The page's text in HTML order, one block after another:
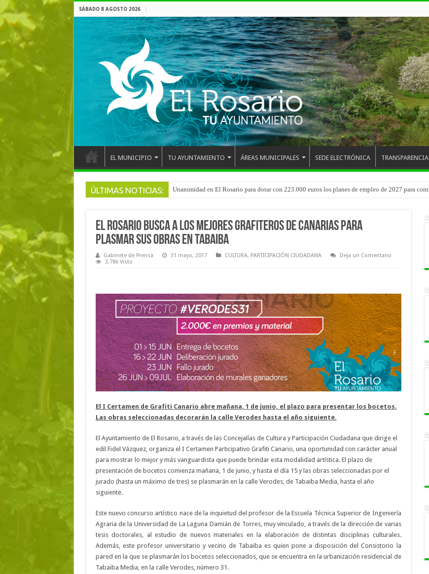
SÁBADO 8 AGOSTO 2026
EL MUNICIPIO TU AYUNTAMIENTO ÁREAS MUNICIPALES SEDE ELECTRÓNICA TRANSPARENCIA
ÚLTIMAS NOTICIAS: Arranca la reforma del CEIP San Isidro con las demoliciones para la instalación del ascensor
El Rosario busca a los mejores grafiteros de Canarias para
plasmar sus obras en Tabaiba
Gabinete de Prensa 31 mayo, 2017 CULTURA, PARTICIPACIÓN CIUDADANA
Deja un Comentario
3,786 Visto
El I Certamen de Grafiti Canario abre mañana, 1 de junio, el plazo para presentar los bocetos.
Las obras seleccionadas decorarán la calle Verodes hasta el año siguiente.
El Ayuntamiento de El Rosario, a través de las Concejalías de Cultura y Participación Ciudadana que dirige el
edil Fidel Vázquez, organiza el I Certamen Participativo Grafiti Canario, una oportunidad con carácter anual
para mostrar lo mejor y más vanguardista que puede brindar esta modalidad artística. El plazo de
presentación de bocetos comienza mañana, 1 de junio, y hasta el día 15 y las obras seleccionadas por el
jurado (hasta un máximo de tres) se plasmarán en la calle Verodes, de Tabaiba Media, hasta el año
siguiente.
Este nuevo concurso artístico nace de la inquietud del profesor de la Escuela Técnica Superior de Ingeniería
Agraria de la Universidad de La Laguna Damián de Torres, muy vinculado, a través de la dirección de varias
tesis doctorales, al estudio de nuevos materiales en la elaboración de distintas disciplinas culturales.
Además, este profesor universitario y vecino de Tabaiba es quien pone a disposición del Consistorio la
pared en la que se plasmarán los bocetos seleccionados, que se encuentra en la urbanización residencial de
Tabaiba Media, en la calle Verodes, número 31.